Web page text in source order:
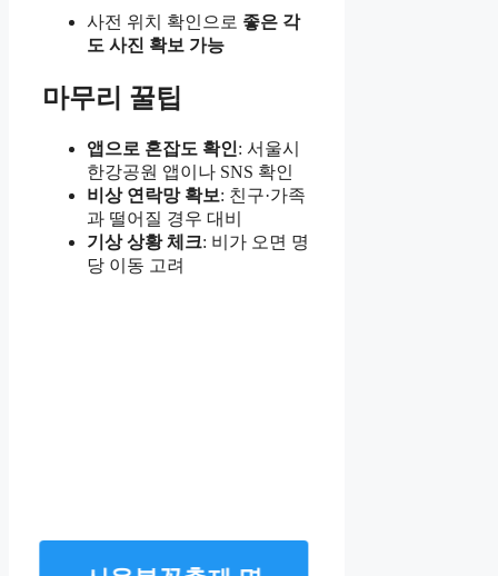
사전 위치 확인으로 좋은 각
도 사진 확보 가능
마무리 꿀팁
앱으로 혼잡도 확인: 서울시
한강공원 앱이나 SNS 확인
비상 연락망 확보: 친구·가족
과 떨어질 경우 대비
기상 상황 체크: 비가 오면 명
당 이동 고려